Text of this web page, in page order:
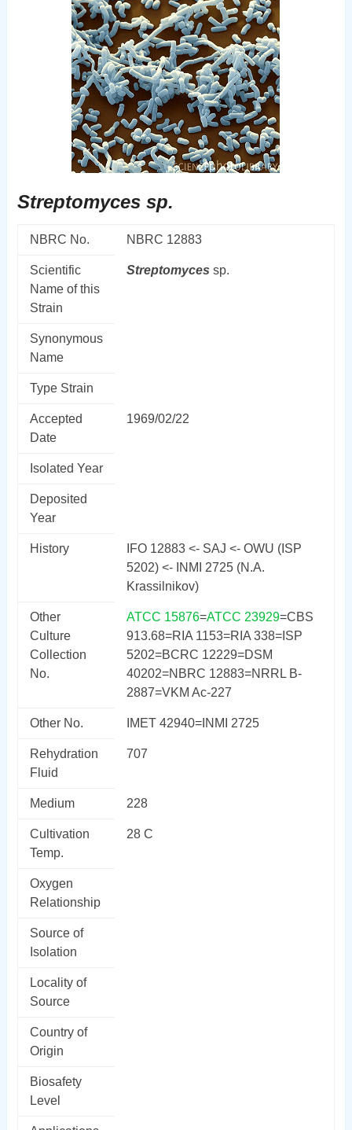
Streptomyces sp.
NBRC No. NBRC 12883
Scientific
Name of this
Strain
Streptomyces sp.
Synonymous
Name
Type Strain
Accepted
Date
1969/02/22
Isolated Year
Deposited
Year
History
IFO 12883 <- SAJ <- OWU (ISP
5202) <- INMI 2725 (N.A.
Krassilnikov)
Other
Culture
Collection
No.
ATCC 15876=ATCC 23929=CBS
913.68=RIA 1153=RIA 338=ISP
5202=BCRC 12229=DSM
40202=NBRC 12883=NRRL B-
2887=VKM Ac-227
Other No. IMET 42940=INMI 2725
Rehydration
Fluid
707
Medium 228
Cultivation
Temp.
28 C
Oxygen
Relationship
Source of
Isolation
Locality of
Source
Country of
Origin
Biosafety
Level